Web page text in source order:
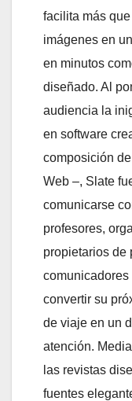
facilita más
imágenes en
en minutos
diseñado. Al
audiencia la
en software
composición
Web –, Slate
comunicarse
profesores,
propietarios de
convertir su
de viaje en un
atención.
las revistas
fuentes